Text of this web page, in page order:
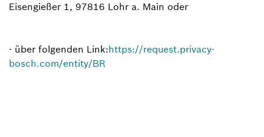
Eisengießer 1, 97816 Lohr a. Main oder
- über folgenden Link:https://request.privacy-
bosch.com/entity/BR